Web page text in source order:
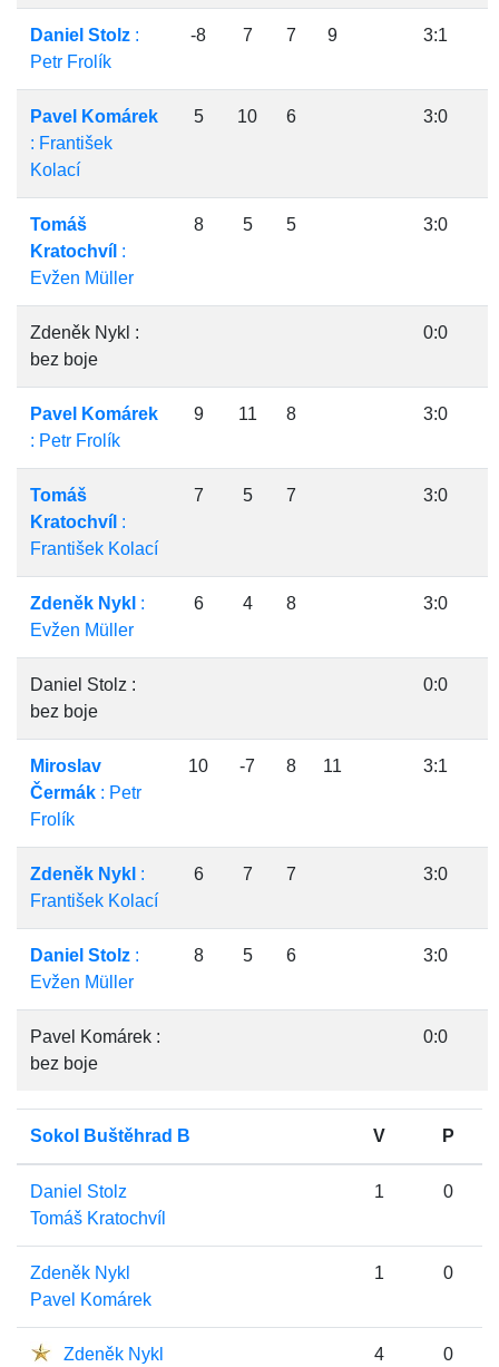
Daniel Stolz :
Petr Frolík
-8 7 7 9 3:1
Pavel Komárek
: František
Kolací
5 10 6 3:0
Tomáš
Kratochvíl :
Evžen Müller
8 5 5 3:0
Zdeněk Nykl :
bez boje
0:0
Pavel Komárek
: Petr Frolík
9 11 8 3:0
Tomáš
Kratochvíl :
František Kolací
7 5 7 3:0
Zdeněk Nykl :
Evžen Müller
6 4 8 3:0
Daniel Stolz :
bez boje
0:0
Miroslav
Čermák : Petr
Frolík
10 -7 8 11 3:1
Zdeněk Nykl :
František Kolací
6 7 7 3:0
Daniel Stolz :
Evžen Müller
8 5 6 3:0
Pavel Komárek :
bez boje
0:0
Sokol Buštěhrad B V P
Daniel Stolz
Tomáš Kratochvíl
1 0
Zdeněk Nykl
Pavel Komárek
1 0
Zdeněk Nykl 4 0